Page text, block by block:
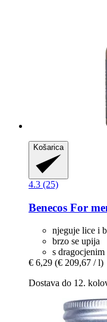
Košarica
4.3 (25)
Benecos For
njeguje lice i
brzo se upija
s
€ 6,29 (€ 209,67 / l)
Dostava do 12.